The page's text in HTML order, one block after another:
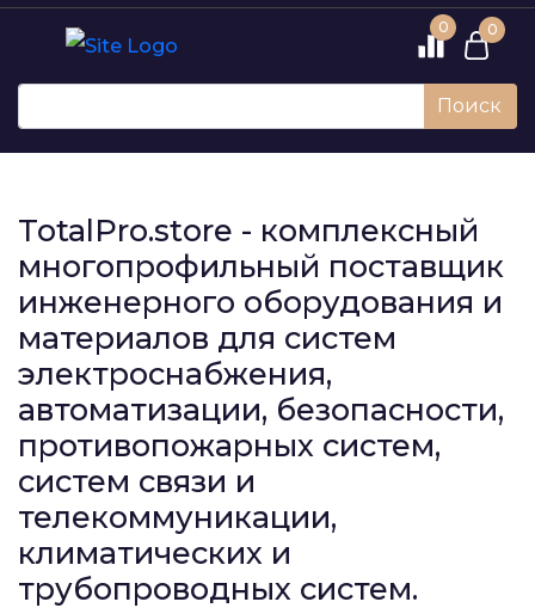
0 0
Поиск
TotalPro.store - комплексный
многопрофильный поставщик
инженерного оборудования и
материалов для систем
электроснабжения,
автоматизации, безопасности,
противопожарных систем,
систем связи и
телекоммуникации,
климатических и
трубопроводных систем.